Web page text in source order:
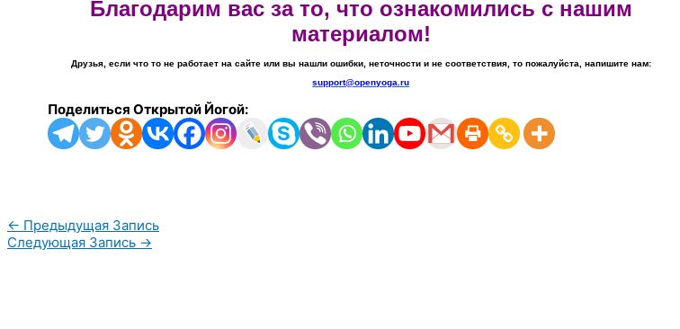
Благодарим вас за то, что ознакомились с нашим
материалом!
Друзья, если что то не работает на сайте или вы нашли ошибки, неточности и не соответствия, то пожалуйста, напишите нам:
support@openyoga.ru
Поделиться Открытой Йогой:
← Предыдущая Запись
Следующая Запись →